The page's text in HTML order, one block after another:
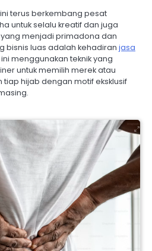
terus berkembang pesat
untuk selalu kreatif dan juga
menjadi primadona dan
bisnis luas adalah kehadiran jasa
ini menggunakan teknik yang
untuk memilih merek atau
hijab dengan motif eksklusif